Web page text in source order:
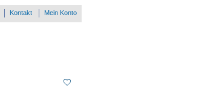
Kontakt Mein Konto